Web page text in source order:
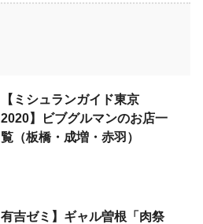
【ミシュランガイド東京
2020】ビブグルマンのお店一
覧（板橋・成増・赤羽）
有吉ゼミ】ギャル曽根「肉祭